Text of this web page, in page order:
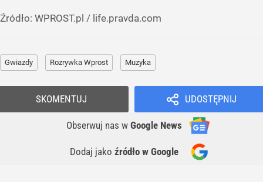
Źródło: WPROST.pl / life.pravda.com
Gwiazdy Rozrywka Wprost Muzyka
UDOSTĘPNIJ
Obserwuj nas w Google News
Dodaj jako źródło w Google
SKOMENTUJ